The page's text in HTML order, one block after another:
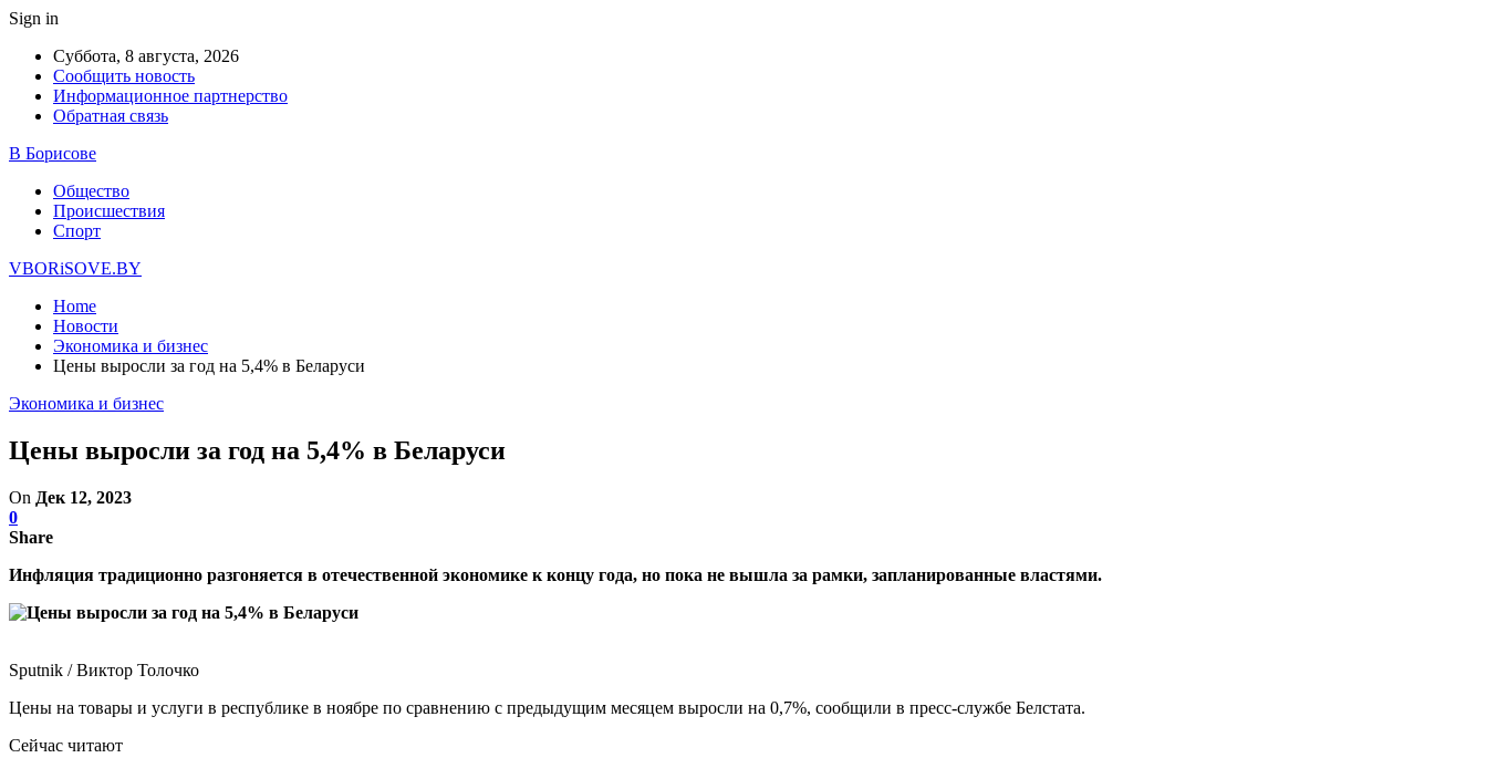
Sign in
Суббота, 8 августа, 2026
Сообщить новость
Информационное партнерство
Обратная связь
В Борисове
Общество
Происшествия
Спорт
VBORiSOVE.BY
Home
Новости
Экономика и бизнес
Цены выросли за год на 5,4% в Беларуси
Экономика и бизнес
Цены выросли за год на 5,4% в Беларуси
On Дек 12, 2023
0
Share
Инфляция традиционно разгоняется в отечественной экономике к концу года, но пока не вышла за рамки, запланированные властями.
Sputnik / Виктор Толочко
Цены на товары и услуги в республике в ноябре по сравнению с предыдущим месяцем выросли на 0,7%, сообщили в пресс-службе Белстата.
Сейчас читают